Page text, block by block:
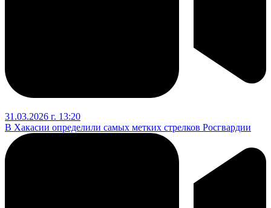
31.03.2026 г. 13:20
В Хакасии определили самых метких стрелков Росгвардии